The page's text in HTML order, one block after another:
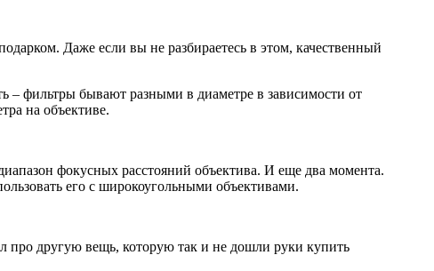
Даже если вы не разбираетесь в этом, качественный
– фильтры бывают разными в диаметре в зависимости от
на объективе.
фокусных расстояний объектива. И еще два момента.
его с широкоугольными объективами.
про другую вещь, которую так и не дошли руки купить